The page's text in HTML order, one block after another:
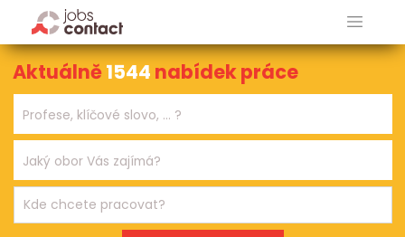
Aktuálně1544 nabídek práce